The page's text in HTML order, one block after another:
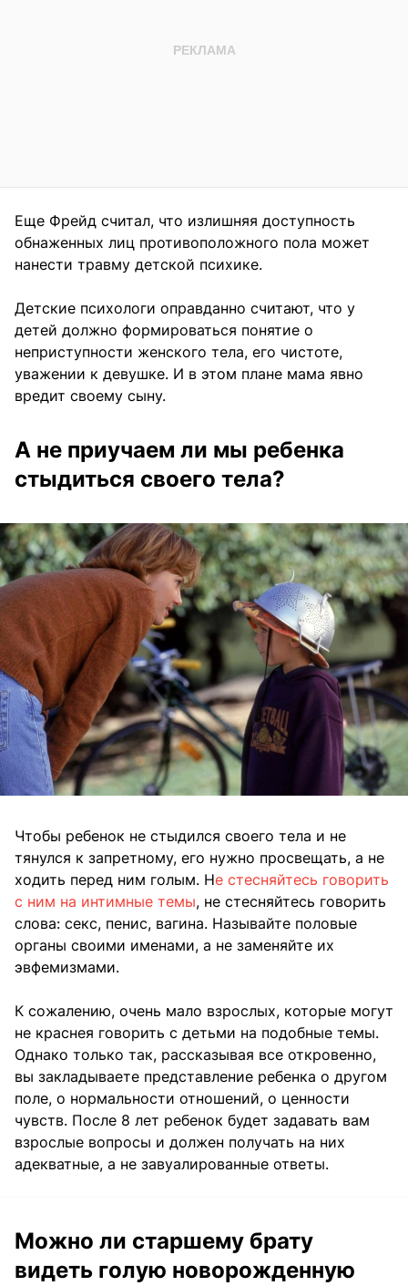
Еще Фрейд считал, что излишняя доступность
обнаженных лиц противоположного пола может
нанести травму детской психике.
Детские психологи оправданно считают, что у
детей должно формироваться понятие о
неприступности женского тела, его чистоте,
уважении к девушке. И в этом плане мама явно
вредит своему сыну.
А не приучаем ли мы ребенка
стыдиться своего тела?
Чтобы ребенок не стыдился своего тела и не
тянулся к запретному, его нужно просвещать, а не
ходить перед ним голым. Не стесняйтесь говорить
с ним на интимные темы, не стесняйтесь говорить
слова: секс, пенис, вагина. Называйте половые
органы своими именами, а не заменяйте их
эвфемизмами.
К сожалению, очень мало взрослых, которые могут
не краснея говорить с детьми на подобные темы.
Однако только так, рассказывая все откровенно,
вы закладываете представление ребенка о другом
поле, о нормальности отношений, о ценности
чувств. После 8 лет ребенок будет задавать вам
взрослые вопросы и должен получать на них
адекватные, а не завуалированные ответы.
Можно ли старшему брату
видеть голую новорожденную